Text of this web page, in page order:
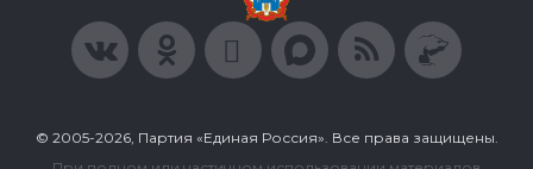
© 2005-2026, Партия «Единая Россия». Все права защищены.